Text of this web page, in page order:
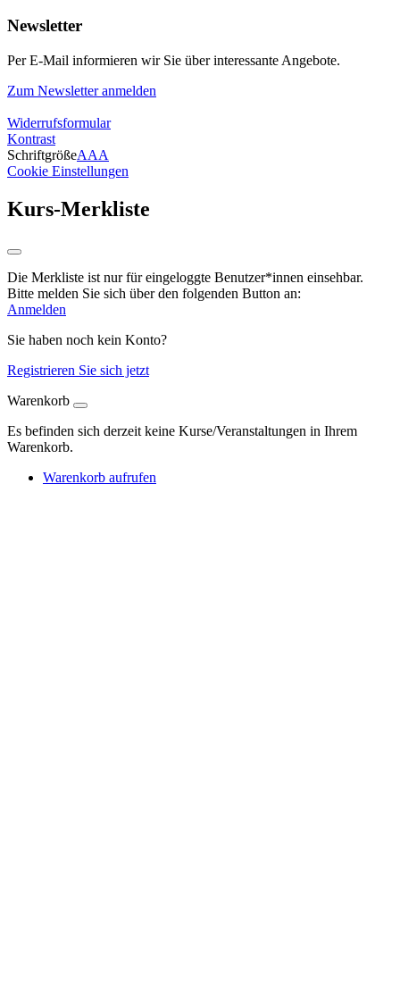
Newsletter
Per E-Mail informieren wir Sie über interessante Angebote.
Zum Newsletter anmelden
Widerrufsformular
Kontrast
SchriftgrößeAAA
Cookie Einstellungen
Kurs-Merkliste
Die Merkliste ist nur für eingeloggte Benutzer*innen einsehbar.
Bitte melden Sie sich über den folgenden Button an:
Anmelden
Sie haben noch kein Konto?
Registrieren Sie sich jetzt
Warenkorb
Es befinden sich derzeit keine Kurse/Veranstaltungen in Ihrem
Warenkorb.
Warenkorb aufrufen